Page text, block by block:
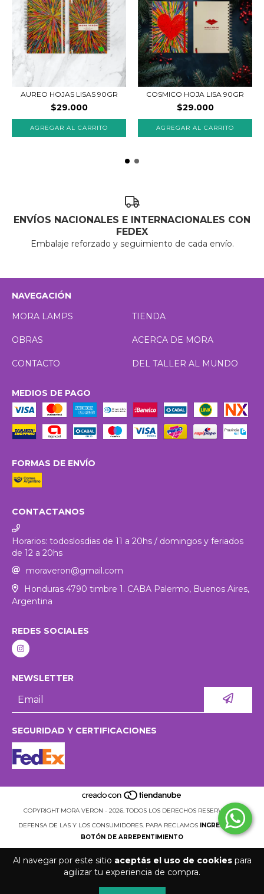
Al navegar por este sitio aceptás el uso de cookiespara
agilizar tu experiencia de compra.
AUREO HOJAS LISAS 90GR
$29.000
COSMICO HOJA LISA 90GR
$29.000
ENVÍOS NACIONALES E INTERNACIONALES CON
FEDEX
Embalaje reforzado y seguimiento de cada envío.
NAVEGACIÓN
MORA LAMPS
TIENDA
OBRAS ACERCA DE MORA
CONTACTO DEL TALLER AL MUNDO
MEDIOS DE PAGO
FORMAS DE ENVÍO
CONTACTANOS
Horarios: todoslosdias de 11 a 20hs / domingos y feriados
de 12 a 20hs
moraveron@gmail.com
Honduras 4790 timbre 1. CABA Palermo, Buenos Aires,
Argentina
REDES SOCIALES
NEWSLETTER
SEGURIDAD Y CERTIFICACIONES
COPYRIGHT MORA VERON - 2026. TODOS LOS DERECHOS RESERVADOS.
DEFENSA DE LAS Y LOS CONSUMIDORES. PARA RECLAMOS
INGRESÁ ACÁ.
BOTÓN DE ARREPENTIMIENTO